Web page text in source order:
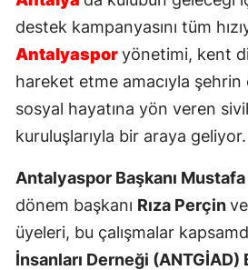
destek kampanyasını tüm
Antalyasporyönetimi, kent
hareket etme amacıyla
sosyal hayatına yön veren
kuruluşlarıyla bir araya geliyor.
Antalyaspor Başkanı
dönem başkanı Rıza Perçin
üyeleri, bu çalışmalar
İnsanları Derneği (ANTGİAD)